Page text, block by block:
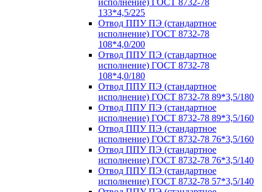
исполнение) ГОСТ 8732-78
133*4,5/225
Отвод ППУ ПЭ (стандартное
исполнение) ГОСТ 8732-78
108*4,0/200
Отвод ППУ ПЭ (стандартное
исполнение) ГОСТ 8732-78
108*4,0/180
Отвод ППУ ПЭ (стандартное
исполнение) ГОСТ 8732-78 89*3,5/180
Отвод ППУ ПЭ (стандартное
исполнение) ГОСТ 8732-78 89*3,5/160
Отвод ППУ ПЭ (стандартное
исполнение) ГОСТ 8732-78 76*3,5/160
Отвод ППУ ПЭ (стандартное
исполнение) ГОСТ 8732-78 76*3,5/140
Отвод ППУ ПЭ (стандартное
исполнение) ГОСТ 8732-78 57*3,5/140